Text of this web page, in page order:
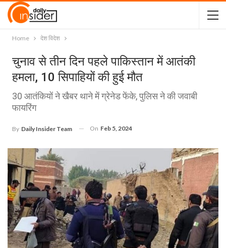
Home देश विदेश
चुनाव से तीन दिन पहले पाकिस्तान में आतंकी
हमला, 10 सिपाहियों की हुई मौत
30 आतंकियों ने खैबर थाने में ग्रेनेड फेंके, पुलिस ने की जवाबी
फायरिंग
By Daily Insider Team On Feb 5, 2024